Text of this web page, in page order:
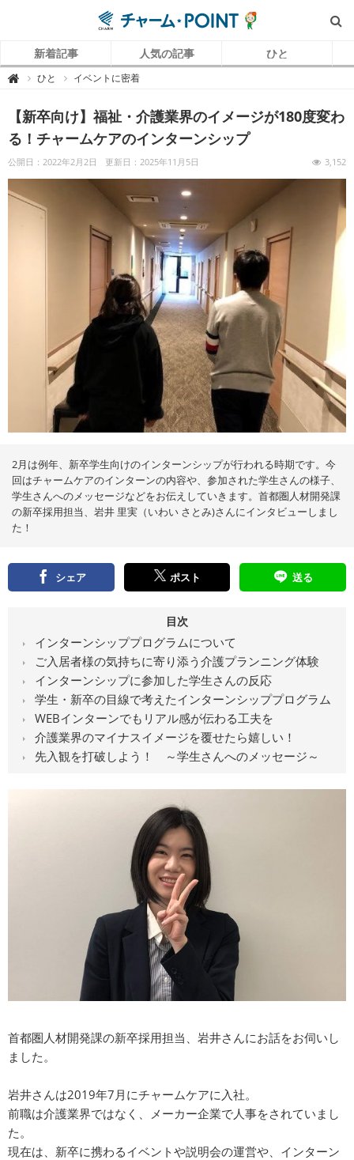
新着記事 人気の記事 ひと
 チ
P
O
N
（
ャ
ム
ひと イベントに密着
【新卒向け】福祉・介護業界のイメージが180度変わ
る！チャームケアのインターンシップ
公開日：2022年2月2日 更新日：2025年11月5日 3,152
2月は例年、新卒学生向けのインターンシップが行われる時期です。今
回はチャームケアのインターンの内容や、参加された学生さんの様子、
学生さんへのメッセージなどをお伝えしていきます。首都圏人材開発課
の新卒採用担当、岩井 里実（いわい さとみ)さんにインタビューしまし
た！
シェア ポスト 送る
目次
インターンシッププログラムについて
ご入居者様の気持ちに寄り添う介護プランニング体験
インターンシップに参加した学生さんの反応
学生・新卒の目線で考えたインターンシッププログラム
WEBインターンでもリアル感が伝わる工夫を
介護業界のマイナスイメージを覆せたら嬉しい！
先入観を打破しよう！ ～学生さんへのメッセージ～
首都圏人材開発課の新卒採用担当、岩井さんにお話をお伺いし
ました。
岩井さんは2019年7月にチャームケアに入社。
前職は介護業界ではなく、メーカー企業で人事をされていまし
た。
現在は、新卒に携わるイベントや説明会の運営や、インターン